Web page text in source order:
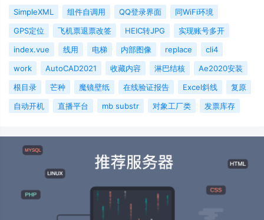
SimpleXML 组件自调用 QQ登录界面
同WiFi环境
GPS定位
飞机票退票改签 HEIC转JPG
实现账号多开
index.vue
线用 电梯 内部图像 replace
cli4
work
AutoCAD2021 收藏内容 淋巴结核
Ae2020安装
根目录
芒种 魔镜壁纸 在线验证报告 Excel斜线
复原
自动开机
直播平台 mb substr 对象工厂类 发票库存